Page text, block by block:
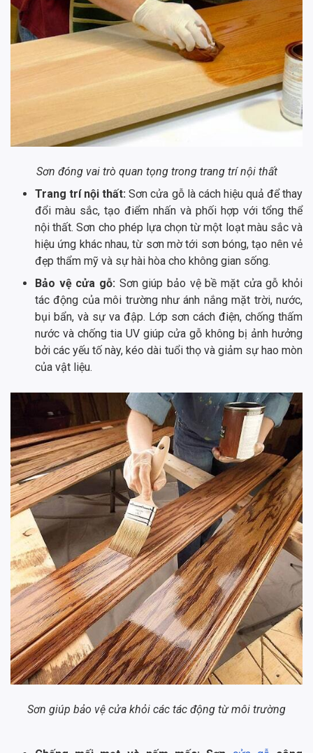
Sơn đóng vai trò quan tọng trong trang trí nội thất
Trang trí nội thất:Sơn cửa gỗ là cách hiệu quả để thay
đổi màu sắc, tạo điểm nhấn và phối hợp với tổng thể
nội thất. Sơn cho phép lựa chọn từ một loạt màu sắc và
hiệu ứng khác nhau, từ sơn mờ tới sơn bóng, tạo nên vẻ
đẹp thẩm mỹ và sự hài hòa cho không gian sống.
Bảo vệ cửa gỗ: Sơn giúp bảo vệ bề mặt cửa gỗ khỏi
tác động của môi trường như ánh nắng mặt trời, nước,
bụi bẩn, và sự va đập. Lớp sơn cách điện, chống thấm
nước và chống tia UV giúp cửa gỗ không bị ảnh hưởng
bởi các yếu tố này, kéo dài tuổi thọ và giảm sự hao mòn
của vật liệu.
Sơn giúp bảo vệ cửa khỏi các tác động từ môi trường